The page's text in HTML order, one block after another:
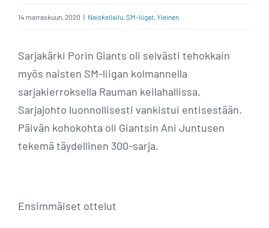
14 marraskuun, 2020 | Naiskeilailu SM-liigat Yleinen
Sarjakärki Porin Giants oli selvästi tehokkain
myös naisten SM-liigan kolmannella
sarjakierroksella Rauman keilahallissa.
Sarjajohto luonnollisesti vankistui entisestään.
Päivän kohokohta oli Giantsin Ani Juntusen
tekemä täydellinen 300-sarja.
Ensimmäiset ottelut